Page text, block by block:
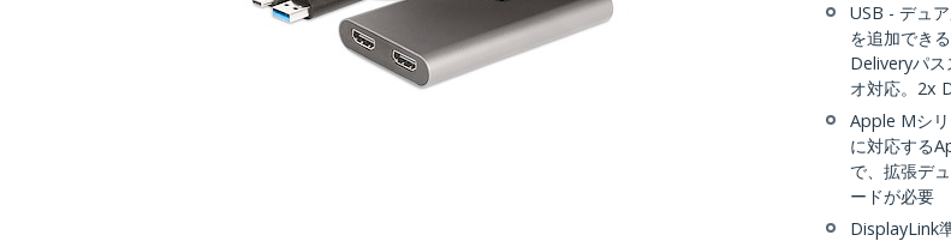
USB - デュ
を追加でき
Deliveryパ
オ対応。2x
Apple Mシ
に対応する
で、拡張デ
ードが必要
DisplayLink